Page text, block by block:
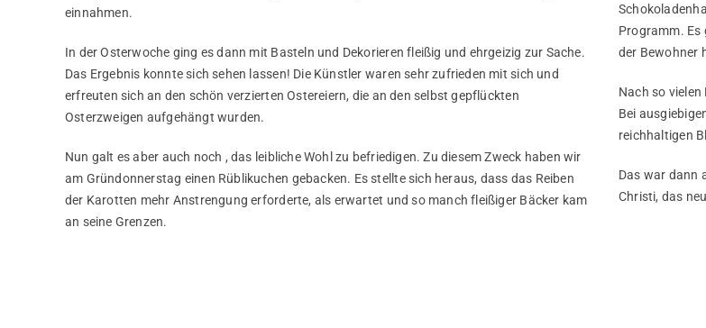
einnahmen.
In der Osterwoche ging es dann mit Basteln und Dekorieren fleißig und ehrgeizig zur Sache.
Das Ergebnis konnte sich sehen lassen! Die Künstler waren sehr zufrieden mit sich und
erfreuten sich an den schön verzierten Ostereiern, die an den selbst gepflückten
Osterzweigen aufgehängt wurden.
Nun galt es aber auch noch , das leibliche Wohl zu befriedigen. Zu diesem Zweck haben wir
am Gründonnerstag einen Rüblikuchen gebacken. Es stellte sich heraus, dass das Reiben
der Karotten mehr Anstrengung erforderte, als erwartet und so manch fleißiger Bäcker kam
an seine Grenzen.
Programm. Es
der Bewohner
Nach so
Bei
reichhaltigen
Das war dann
Christi, das